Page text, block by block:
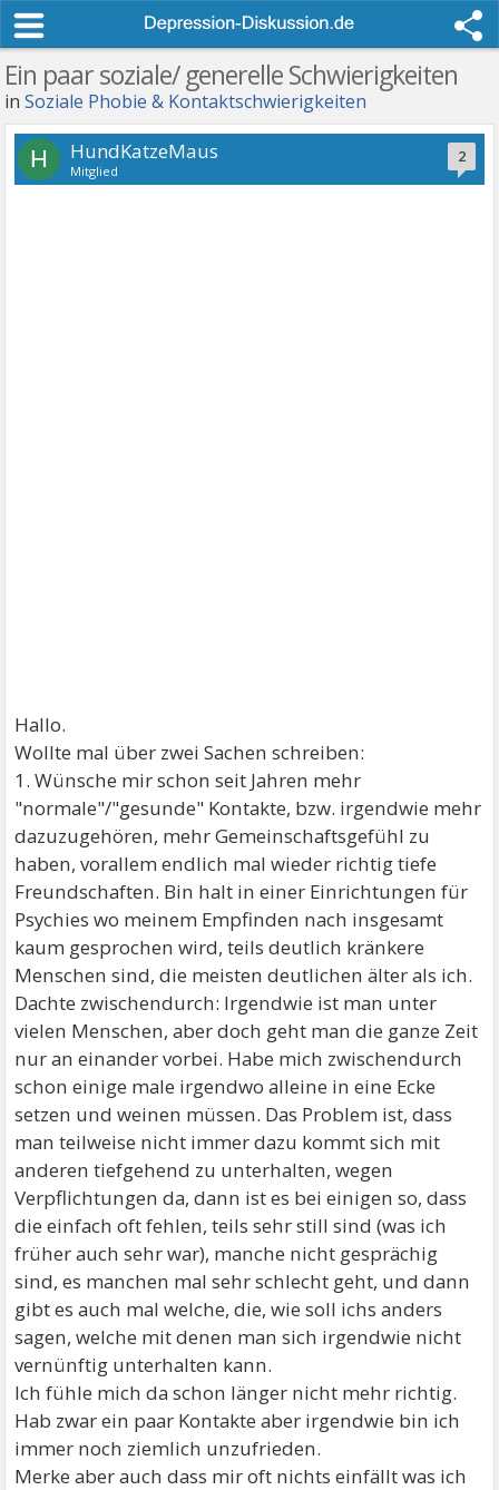
Ein paar soziale/ generelle Schwierigkeiten
inSoziale Phobie & Kontaktschwierigkeiten
2
H HundKatzeMaus
Mitglied
Hallo.
Wollte mal über zwei Sachen schreiben:
1. Wünsche mir schon seit Jahren mehr
"normale"/"gesunde" Kontakte, bzw. irgendwie mehr
dazuzugehören, mehr Gemeinschaftsgefühl zu
haben, vorallem endlich mal wieder richtig tiefe
Freundschaften. Bin halt in einer Einrichtungen für
Psychies wo meinem Empfinden nach insgesamt
kaum gesprochen wird, teils deutlich kränkere
Menschen sind, die meisten deutlichen älter als ich.
Dachte zwischendurch: Irgendwie ist man unter
vielen Menschen, aber doch geht man die ganze Zeit
nur an einander vorbei. Habe mich zwischendurch
schon einige male irgendwo alleine in eine Ecke
setzen und weinen müssen. Das Problem ist, dass
man teilweise nicht immer dazu kommt sich mit
anderen tiefgehend zu unterhalten, wegen
Verpflichtungen da, dann ist es bei einigen so, dass
die einfach oft fehlen, teils sehr still sind (was ich
früher auch sehr war), manche nicht gesprächig
sind, es manchen mal sehr schlecht geht, und dann
gibt es auch mal welche, die, wie soll ichs anders
sagen, welche mit denen man sich irgendwie nicht
vernünftig unterhalten kann.
Ich fühle mich da schon länger nicht mehr richtig.
Hab zwar ein paar Kontakte aber irgendwie bin ich
immer noch ziemlich unzufrieden.
Merke aber auch dass mir oft nichts einfällt was ich